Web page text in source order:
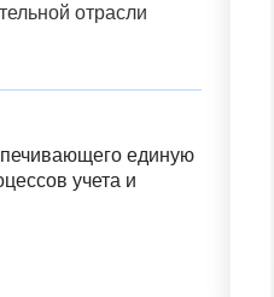
отрасли
единую
учета и